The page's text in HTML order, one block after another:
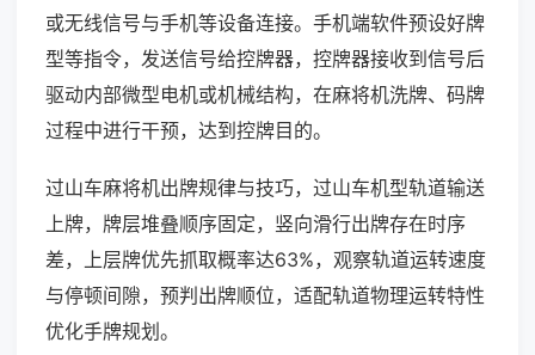
或无线信号与手机等设备连接。手机端软件预设好牌
型等指令，发送信号给控牌器，控牌器接收到信号后
驱动内部微型电机或机械结构，在麻将机洗牌、码牌
过程中进行干预，达到控牌目的。
过山车麻将机出牌规律与技巧，过山车机型轨道输送
上牌，牌层堆叠顺序固定，竖向滑行出牌存在时序
差，上层牌优先抓取概率达63%，观察轨道运转速度
与停顿间隙，预判出牌顺位，适配轨道物理运转特性
优化手牌规划。